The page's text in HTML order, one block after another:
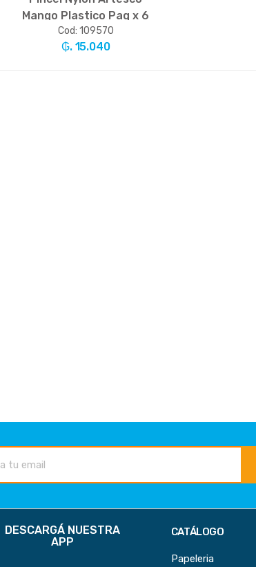
Mango Plastico Paq x 6
und (Br)
Cod: 109570
₲. 15.040
DESCARGÁ NUESTRA
APP
CATÁLOGO
Papeleria